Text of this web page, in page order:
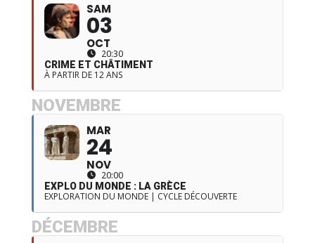
SAM
03
OCT
20:30
CRIME ET CHÂTIMENT
À PARTIR DE 12 ANS
NOVEMBRE
MAR
24
NOV
20:00
EXPLO DU MONDE : LA GRÈCE
EXPLORATION DU MONDE | CYCLE DÉCOUVERTE
DÉCEMBRE